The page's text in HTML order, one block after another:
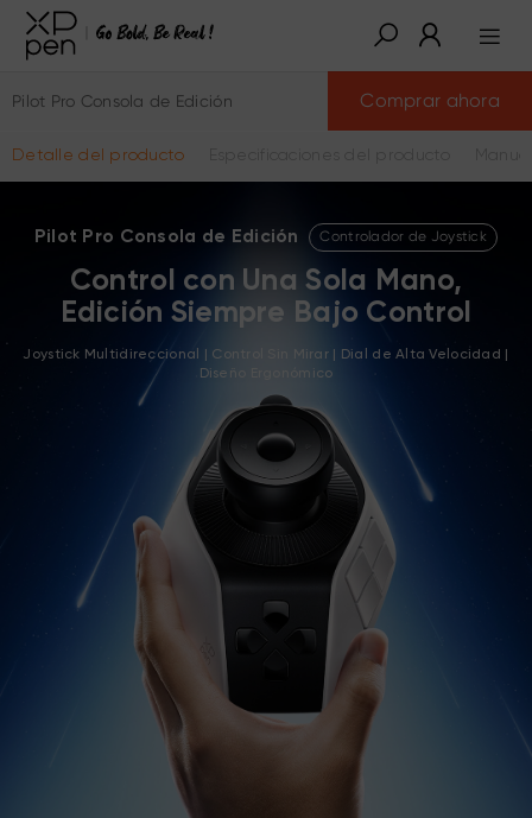
Pilot Pro Consola de Edición
Detalle del producto
Comprar ahora
Pilot Pro Consola de Edición Controlador de Joystick
Control con Una Sola Mano,
Edición Siempre Bajo Control
Joystick Multidireccional | Control Sin Mirar | Dial de Alta Velocidad |
Diseño Ergonómico